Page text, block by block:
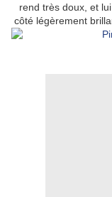
rend très doux, et
côté légèrement